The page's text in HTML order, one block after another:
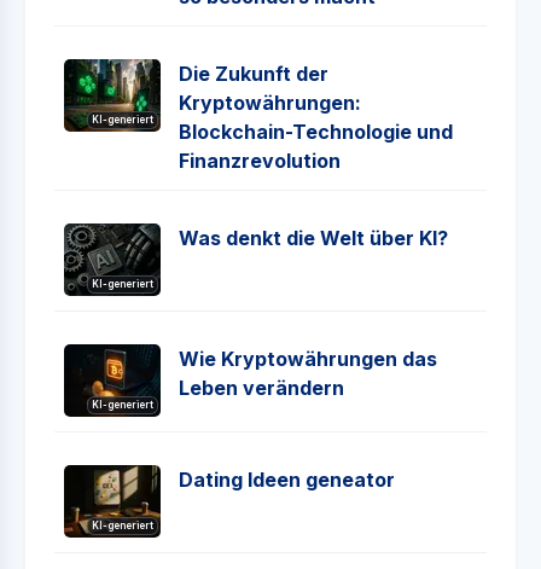
KI-generiert
Die Zukunft der
Kryptowährungen:
Blockchain-Technologie und
Finanzrevolution
KI-generiert
Was denkt die Welt über KI?
KI-generiert
Wie Kryptowährungen das
Leben verändern
KI-generiert
Dating Ideen geneator